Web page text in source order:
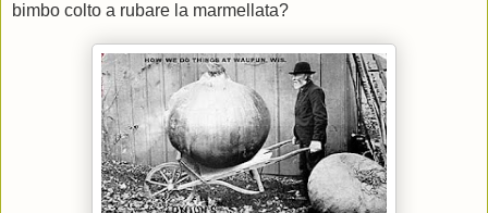
bimbo colto a rubare la marmellata?